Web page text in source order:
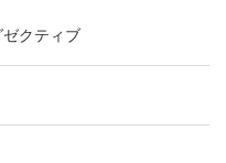
クティブ